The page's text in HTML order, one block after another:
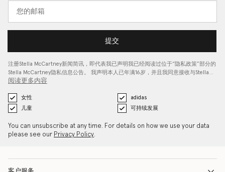
提交
注册Stella McCartney新闻简讯，即代表我已声明我已经阅读过位于“隐私政策”部分的
Stella McCartney隐私信息公告。 我声明本人已年满16岁，并且我同意接收与Stella…
阅读更多内容
女性
adidas
儿童
可持续发展
You can unsubscribe at any time. For details on how we use your data
please see our Privacy Policy.